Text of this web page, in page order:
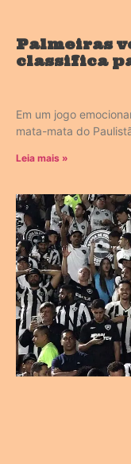
Palmeiras
classifica
Em um jogo
mata-mata do
Leia mais »